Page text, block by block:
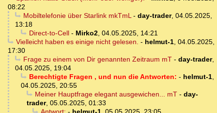
08:22
Mobiltelefonie über Starlink mkTmL- day-trader, 04.05.2025,
13:18
Direct-to-Cell- Mirko2, 04.05.2025, 14:21
Vielleicht haben es einige nicht gelesen. - helmut-1, 04.05.2025,
17:30
Frage zu einem von Dir genannten Zeitraum mT- day-trader,
04.05.2025, 19:04
Berechtigte Fragen , und nun die Antworten: - helmut-1,
04.05.2025, 20:55
Meiner Hauptfrage elegant ausgewichen... mT- day-
trader, 05.05.2025, 01:33